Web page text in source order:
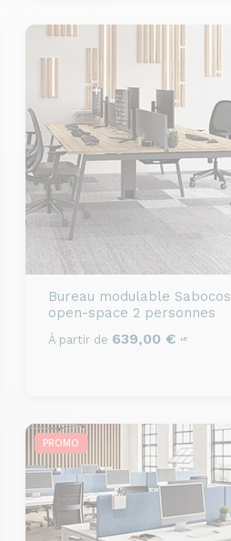
Bureau modulable Sabocos
open-space 2 personnes
À partir de 639,00 € HT
PROMO